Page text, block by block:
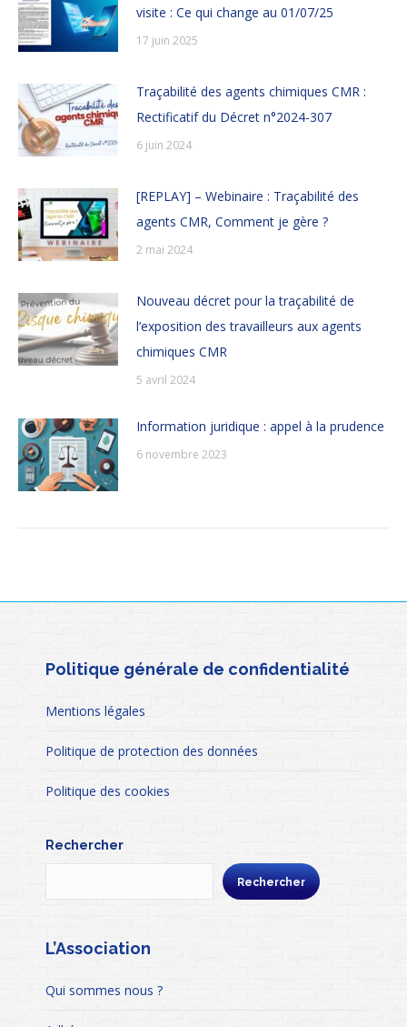
visite : Ce qui change au 01/07/25
17 juin 2025
Traçabilité des agents chimiques CMR :
Rectificatif du Décret n°2024-307
6 juin 2024
[REPLAY] – Webinaire : Traçabilité des
agents CMR, Comment je gère ?
2 mai 2024
Nouveau décret pour la traçabilité de
l’exposition des travailleurs aux agents
chimiques CMR
5 avril 2024
Information juridique : appel à la prudence
6 novembre 2023
Politique générale de confidentialité
Mentions légales
Politique de protection des données
Politique des cookies
Rechercher
Rechercher
L’Association
Qui sommes nous ?